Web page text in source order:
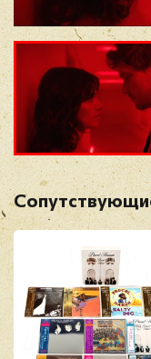
Перед